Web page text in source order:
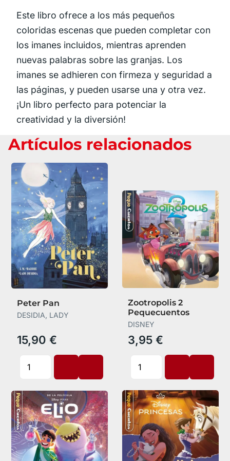
Este libro ofrece a los más pequeños
coloridas escenas que pueden completar con
los imanes incluidos, mientras aprenden
nuevas palabras sobre las granjas. Los
imanes se adhieren con firmeza y seguridad a
las páginas, y pueden usarse una y otra vez.
¡Un libro perfecto para potenciar la
creatividad y la diversión!
Artículos relacionados
Peter Pan
DESIDIA, LADY
15,90 €
Zootropolis 2
Pequecuentos
DISNEY
3,95 €